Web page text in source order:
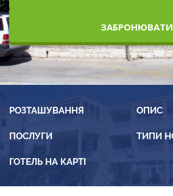
РОЗТАШУВАННЯ ОПИС
ПОСЛУГИ ТИПИ
ГОТЕЛЬ НА КАРТІ
ЗАБРОНЮВАТИ